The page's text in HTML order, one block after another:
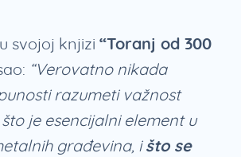
svojoj knjizi “Toranj od 300
“Verovatno nikada
razumeti važnost
je esencijalni element u
građevina, išto se